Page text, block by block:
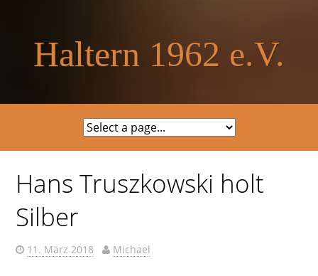
Haltern 1962 e.V.
Hans Truszkowski holt
Silber
11. März 2018 Michael